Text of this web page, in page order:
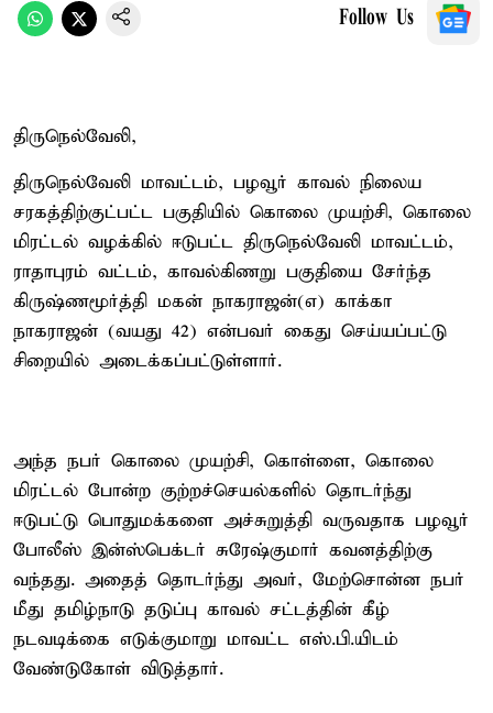
Follow Us
திருநெல்வேலி,
திருநெல்வேலி மாவட்டம், பழவூர் காவல் நிலைய
சரகத்திற்குட்பட்ட பகுதியில் கொலை முயற்சி, கொலை
மிரட்டல் வழக்கில் ஈடுபட்ட திருநெல்வேலி மாவட்டம்,
ராதாபுரம் வட்டம், காவல்கிணறு பகுதியை சேர்ந்த
கிருஷ்ணமூர்த்தி மகன் நாகராஜன்(எ) காக்கா
நாகராஜன் (வயது 42) என்பவர் கைது செய்யப்பட்டு
சிறையில் அடைக்கப்பட்டுள்ளார்.
அந்த நபர் கொலை முயற்சி, கொள்ளை, கொலை
மிரட்டல் போன்ற குற்றச்செயல்களில் தொடர்ந்து
ஈடுபட்டு பொதுமக்களை அச்சுறுத்தி வருவதாக பழவூர்
போலீஸ் இன்ஸ்பெக்டர் சுரேஷ்குமார் கவனத்திற்கு
வந்தது. அதைத் தொடர்ந்து அவர், மேற்சொன்ன நபர்
மீது தமிழ்நாடு தடுப்பு காவல் சட்டத்தின் கீழ்
நடவடிக்கை எடுக்குமாறு மாவட்ட எஸ்.பி.யிடம்
வேண்டுகோள் விடுத்தார்.